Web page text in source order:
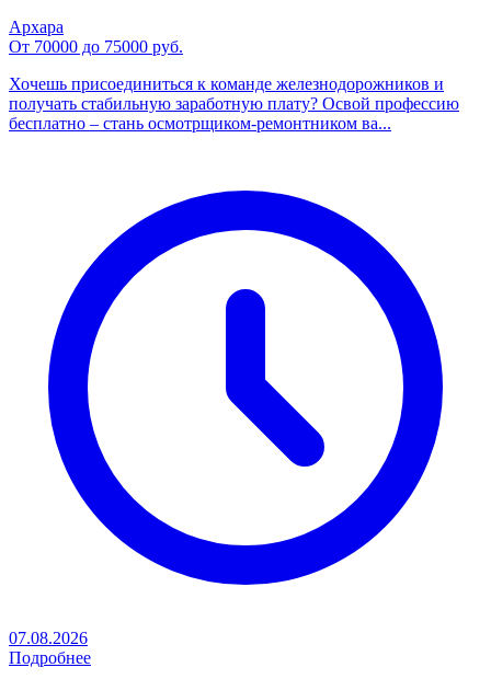
Архара
От 70000 до 75000 руб.
Хочешь присоединиться к команде железнодорожников и
получать стабильную заработную плату? Освой профессию
бесплатно – стань осмотрщиком-ремонтником ва...
07.08.2026
Подробнее